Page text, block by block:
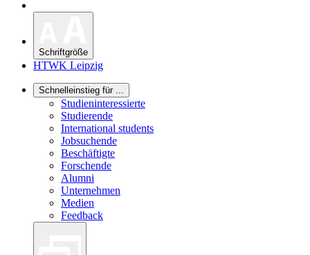
Schriftgröße
HTWK Leipzig
Schnelleinstieg für ...
Studieninteressierte
Studierende
International students
Jobsuchende
Beschäftigte
Forschende
Alumni
Unternehmen
Medien
Feedback